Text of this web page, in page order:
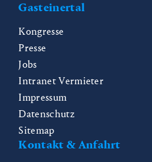
Gasteinertal
Kongresse
Presse
Jobs
Intranet Vermieter
Impressum
Datenschutz
Sitemap
Kontakt & Anfahrt